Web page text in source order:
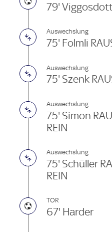
79'
Auswechslung
75' Folmli
Auswechslung
75' Szenk
Auswechslung
75' Simon
REIN
Auswechslung
75' Schüller
REIN
TOR
67' Harder